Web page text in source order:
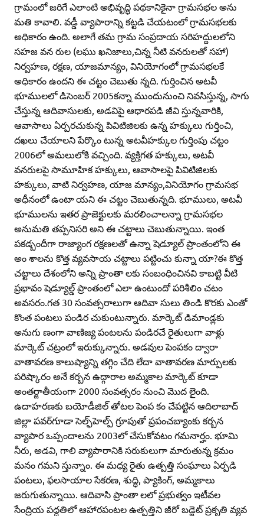
గ్రామంలో జరిగే ఎలాంటి అభివృద్ధి పథకానికైనా గ్రామసభల అను
మతి కావాలి. వడ్డీ వ్యాపారాన్ని కట్టడి చేయటంలో గ్రామసభలకు
అధికారం ఉంది. అలాగే తమ గ్రామ సంప్రదాయ సరిహద్దులలోని
సహజ వన రుల (లఘు ఖనిజాలు,చిన్న నీటి వనరులతో సహా)
నిర్వహణ, రక్షణ, యాజమాన్యం, వినియోగంలో గ్రామసభలకే
అధికారం ఉందని ఈ చట్టం చెబుతు న్నది. గుర్తించిన అటవీ
భూములలో డిసెంబర్‌ 2005కన్నా ముందునుంచి నివసిస్తున్న, సాగు
చేస్తున్న ఆదివాసులకు, అడవిపై ఆధారపడి జీవి స్తున్నవారికి,
ఆవాసాలు ఏర్పరచుకున్న పివిటిజిలకు ఉన్న హక్కులు గుర్తించి,
దఖలు చేయాలని పేర్కొం టున్న అటవీహక్కుల గుర్తింపు చట్టం
2006లో అమలులోకి వచ్చింది. వ్యక్తిగత హక్కులు, అటవీ
వనరులపై సామూహిక హక్కులు, ఆవాసాలపై పివిటిజిలకు
హక్కులు, వాటి నిర్వహణ, యాజ మాన్యం,వినియోగం గ్రామసభ
అధీనంలో ఉంటా యని ఈ చట్టం చెబుతున్నది. భూములు, అటవీ
భూములను ఇతర ప్రాజెక్టులకు మరలించాలన్నా గ్రామసభల
అనుమతి తప్పనిసరి అని ఈ చట్టాలు చెబుతున్నాయి. ఇంత
పకడ్బందీగా రాజ్యాంగ రక్షణలతో ఉన్నా షెడ్యూల్‌ ప్రాంతంలోని ఈ
అం శాలను కొత్త వ్యవసాయ చట్టాలు పట్టించు కున్నా యా?ఈ కొత్త
చట్టాలు దేశంలోని అన్ని ప్రాంతా లకు సంబంధించినవి కాబట్టి వీటి
ప్రభావం షెడ్యూల్డ్‌ ప్రాంతంలో ఎలా ఉంటుందో పరిశీలిం చటం
అవసరం.గత 30 సంవత్సరాలుగా ఆదివా సులు తిండి కొరకు ఎంతో
కొంత పంటలు పండిర చుకుంటున్నారు. మార్కెట్‌ డిమాండ్లకు
అనుగు ణంగా వాణిజ్య పంటలను పండిరచే రైతులుగా వాళ్లు
మార్కెట్‌ చట్రంలో ఇరుక్కున్నారు. అడవుల పెంపకం ద్వారా
వాతావరణ కాలుష్యాన్ని తగ్గిం చేది లేదా వాతావరణ మార్పులకు
పరిష్కారం అనే కర్బన ఉద్గారాల అమ్మకాల మార్కెట్‌ కూడా
అంతర్జాతీయంగా 2000 సంవత్సరం నుంచి మొద లైంది.
ఉదాహరణకు బయోడీజిల్‌ తోటల పెంప కం చేపట్టిన ఆదిలాబాద్‌
జిల్లా పవర్‌గూడా సెల్ఫ్‌హెల్ప్‌ గ్రూపుతో ప్రపంచబ్యాంకు కర్బన
వ్యాపార ఒప్పందాలను 2003లో చేసుకోవటం గమనార్హం. భూమి
నీరు, అడవి, గాలి వ్యాపారానికి సరుకులుగా మారుతున్న క్రమం
మనం గమని స్తున్నాం. ఈ మధ్య రైతు ఉత్పత్తి సంఘాలు ఏర్పడి
పంటలు, ఫలసాయాల సేకరణ, శుద్ధి, ప్యాకింగ్‌, అమ్మకాలు
జరుగుతున్నాయి. ఆదివాసి ప్రాంతా లలో ప్రభుత్వం ఇటీవల
సేంద్రియ పద్ధతిలో ఆహారపంటల ఉత్పత్తిని జీరో బడ్జెట్‌ ప్రకృతి వ్యవ